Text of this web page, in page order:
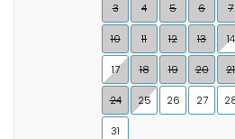
3 4 5 6 7
10 11 12 13 14
17 18 19 20 21
24 25 26 27
31